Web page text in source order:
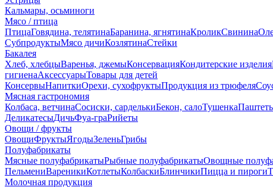
Кальмары, осьминоги
Мясо / птица
ПтицаГовядина, телятинаБаранина, ягнятинаКроликСвинина
СубпродуктыМясо дичиКозлятинаСтейки
Бакалея
Хлеб, хлебцыВаренья, джемыКонсервацияКондитерские изделия
гигиенаАксессуарыТовары для детей
КонсервыНапиткиОрехи, сухофруктыПродукция из трюфеля
Мясная гастрономия
Колбаса, ветчинаСосиски, сарделькиБекон, салоТушенка
ДеликатесыДичьФуа-граРийеты
Овощи / фрукты
ОвощиФруктыЯгодыЗеленьГрибы
Полуфабрикаты
Мясные полуфабрикатыРыбные полуфабрикатыОвощные
ПельмениВареникиКотлетыКолбаскиБлинчикиПицца и пироги
Молочная продукция